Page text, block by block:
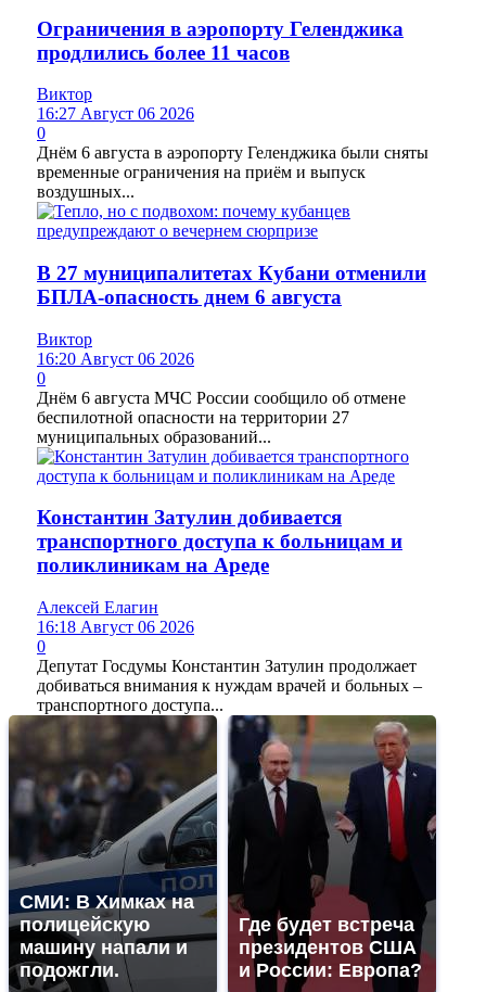
Ограничения в аэропорту Геленджика
продлились более 11 часов
Виктор
16:27 Август 06 2026
0
Днём 6 августа в аэропорту Геленджика были сняты
временные ограничения на приём и выпуск
воздушных...
В 27 муниципалитетах Кубани отменили
БПЛА-опасность днем 6 августа
Виктор
16:20 Август 06 2026
0
Днём 6 августа МЧС России сообщило об отмене
беспилотной опасности на территории 27
муниципальных образований...
Константин Затулин добивается
транспортного доступа к больницам и
поликлиникам на Ареде
Алексей Елагин
16:18 Август 06 2026
0
Депутат Госдумы Константин Затулин продолжает
добиваться внимания к нуждам врачей и больных –
транспортного доступа...
СМИ: В Химках на
полицейскую
машину напали и
подожгли.
Где будет встреча
президентов США
и России: Европа?